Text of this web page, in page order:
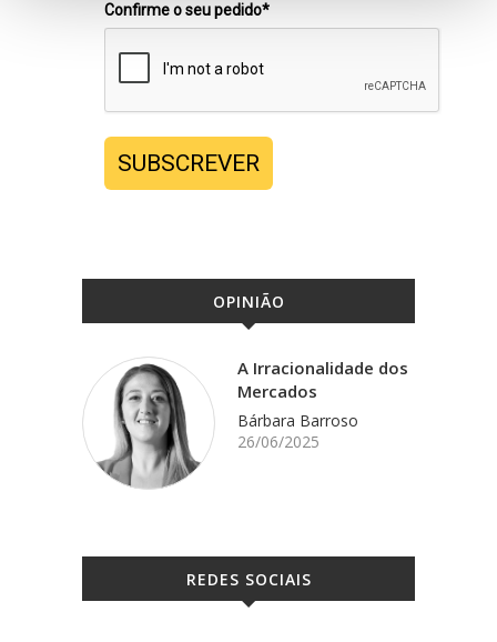
Confirme o seu pedido*
SUBSCREVER
OPINIÃO
A Irracionalidade dos
Mercados
Bárbara Barroso
26/06/2025
REDES SOCIAIS